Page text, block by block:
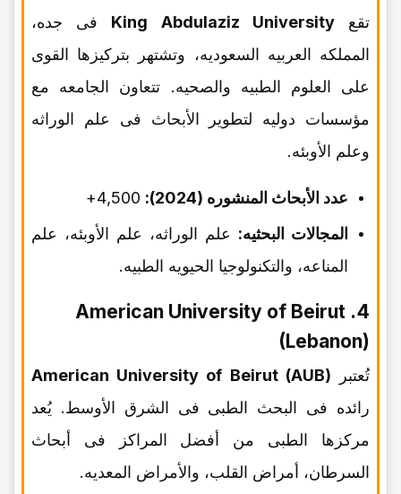
تقعKing Abdulaziz University فی جده،
المملکه العربیه السعودیه، وتشتهر بترکیزها القوی
على العلوم الطبیه والصحیه. تتعاون الجامعه مع
مؤسسات دولیه لتطویر الأبحاث فی علم الوراثه
وعلم الأوبئه.
عدد الأبحاث المنشوره (2024):
المجالات البحثیه: علم الوراثه، علم الأوبئه، علم
المناعه، والتکنولوجیا الحیویه الطبیه.
4. American University of Beirut
(Lebanon)
تُعتبر American University of Beirut (AUB)
رائده فی البحث الطبی فی الشرق الأوسط. یُعد
مرکزها الطبی من أفضل المراکز فی أبحاث
السرطان، أمراض القلب، والأمراض المعدیه.